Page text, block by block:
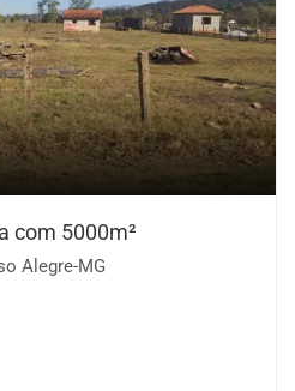
com 5000m²
Alegre-MG